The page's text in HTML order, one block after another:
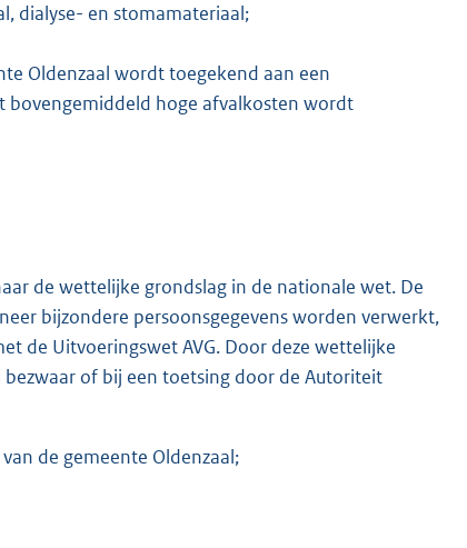
dialyse- en stomamateriaal;
Oldenzaal wordt toegekend aan een
bovengemiddeld hoge afvalkosten wordt
de wettelijke grondslag in de nationale wet. De
bijzondere persoonsgegevens worden verwerkt,
de Uitvoeringswet AVG. Door deze wettelijke
of bij een toetsing door de Autoriteit
de gemeente Oldenzaal;